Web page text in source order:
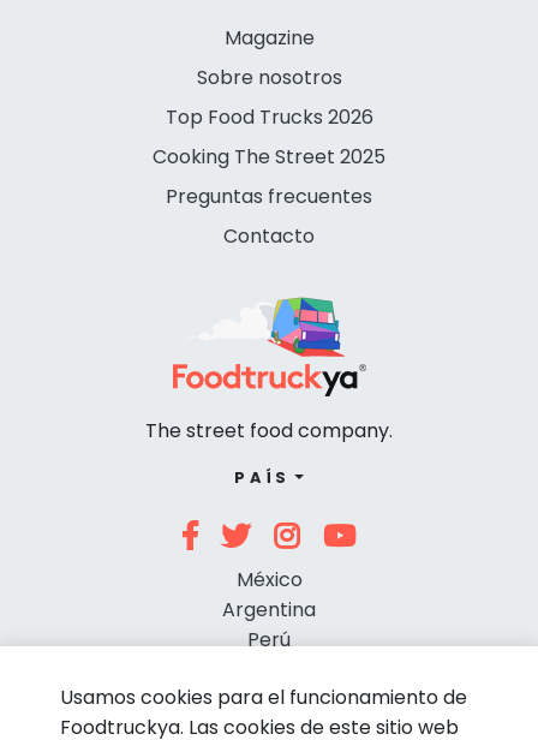
Magazine
Sobre nosotros
Top Food Trucks 2026
Cooking The Street 2025
Preguntas frecuentes
Contacto
The street food company.
PAÍS
México
Argentina
Perú
Usamos cookies para el funcionamiento de
Foodtruckya. Las cookies de este sitio web